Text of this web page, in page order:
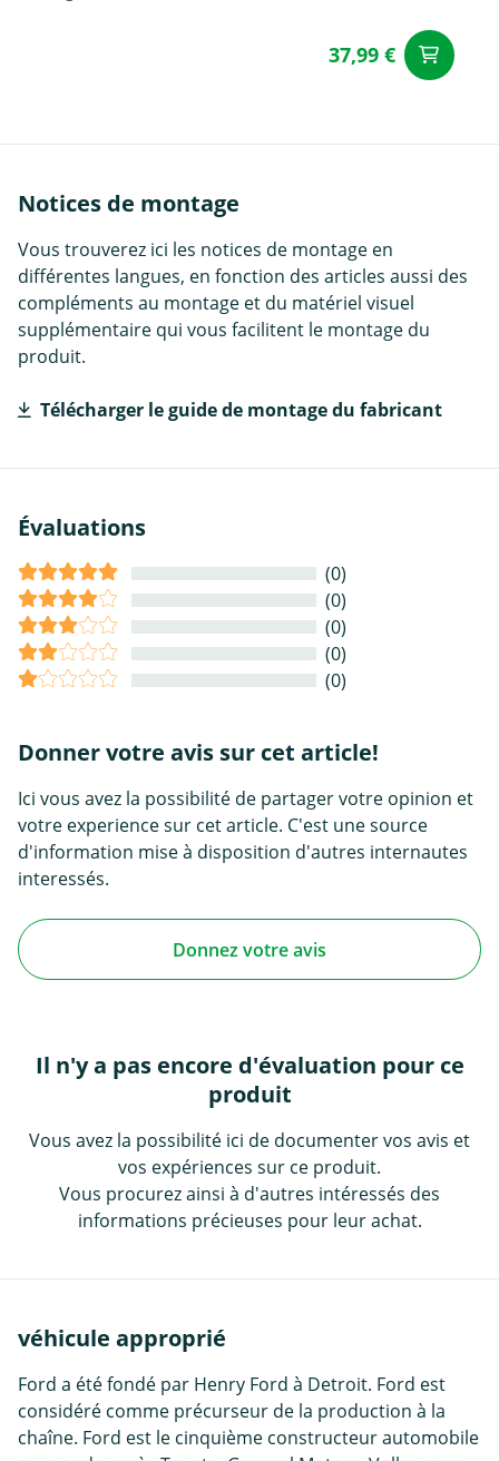
37,99 €
Notices de montage
Vous trouverez ici les notices de montage en
différentes langues, en fonction des articles aussi des
compléments au montage et du matériel visuel
supplémentaire qui vous facilitent le montage du
produit.
Télécharger le guide de montage du fabricant
Évaluations
(0)
(0)
(0)
(0)
(0)
Donner votre avis sur cet article!
Ici vous avez la possibilité de partager votre opinion et
votre experience sur cet article. C'est une source
d'information mise à disposition d'autres internautes
interessés.
Donnez votre avis
Il n'y a pas encore d'évaluation pour ce
produit
Vous avez la possibilité ici de documenter vos avis et
vos expériences sur ce produit.
Vous procurez ainsi à d'autres intéressés des
informations précieuses pour leur achat.
véhicule approprié
Ford a été fondé par Henry Ford à Detroit. Ford est
considéré comme précurseur de la production à la
chaîne. Ford est le cinquième constructeur automobile